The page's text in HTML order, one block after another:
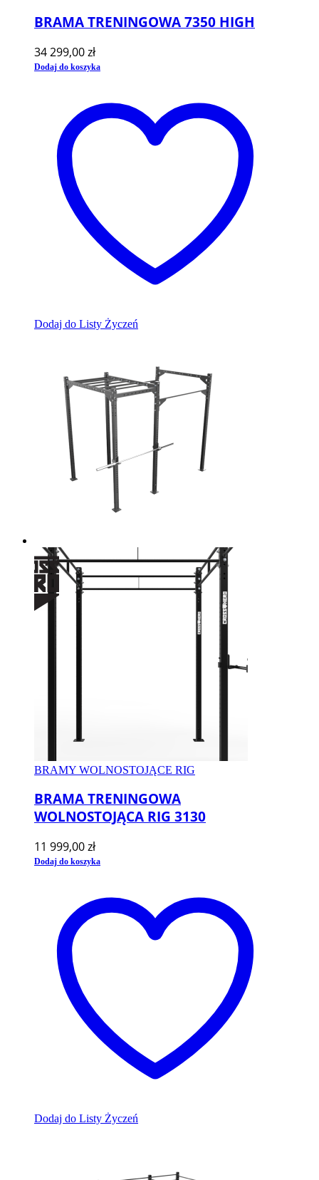
BRAMA TRENINGOWA 7350 HIGH
34 299,00zł
Dodaj do koszyka
Dodaj do Listy Życzeń
BRAMY WOLNOSTOJĄCE RIG
BRAMA TRENINGOWA
WOLNOSTOJĄCA RIG 3130
11 999,00zł
Dodaj do koszyka
Dodaj do Listy Życzeń